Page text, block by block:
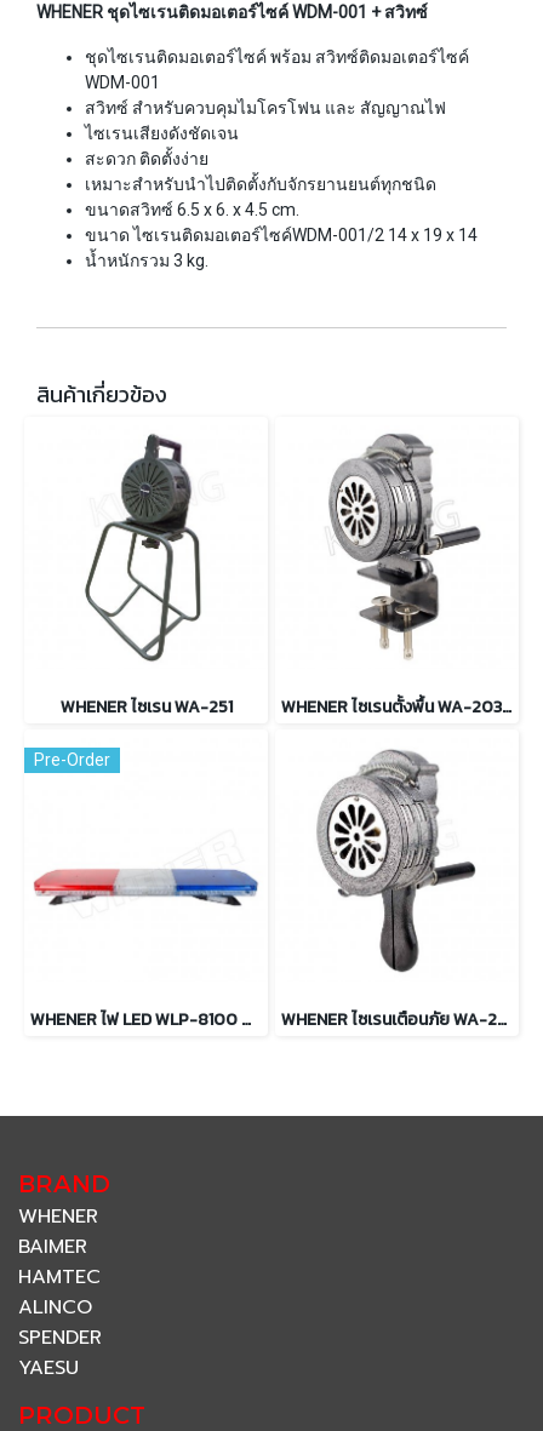
WHENER ชุดไซเรนติดมอเตอร์ไซค์ WDM-001 + สวิทซ์
ชุดไซเรนติดมอเตอร์ไซค์ พร้อม สวิทซ์ติดมอเตอร์ไซค์
WDM-001
สวิทซ์ สำหรับควบคุมไมโครโฟน และ สัญญาณไฟ
ไซเรนเสียงดังชัดเจน
สะดวก ติดตั้งง่าย
เหมาะสำหรับนำไปติดตั้งกับจักรยานยนต์ทุกชนิด
ขนาดสวิทซ์ 6.5 x 6. x 4.5 cm.
ขนาด ไซเรนติดมอเตอร์ไซค์WDM-001/2 14 x 19 x 14
น้ำหนักรวม 3 kg.
สินค้าเกี่ยวข้อง
WHENER ไซเรน WA-251 WHENER ไซเรนตั้งพื้น WA-203-GR สีเทา
Pre-Order
WHENER ไฟ LED WLP-8100 สีน้ำเงิน/ขาว/แดง WHENER ไซเรนเตือนภัย WA-201-GR สีเทา (มือหมุน)
BRAND
WHENER
BAIMER
HAMTEC
ALINCO
SPENDER
YAESU
PRODUCT